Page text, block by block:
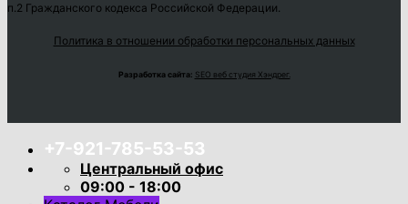
п.2 Гражданского кодекса Российской Федерации.
Политика в отношении обработки персональных данных
Разработка сайта: SEO веб студия Хэндрег.
+7-921-785-53-53
Центральный офис
09:00 - 18:00